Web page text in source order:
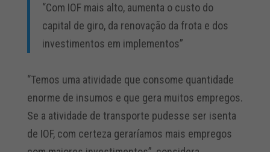
“Com IOF mais alto, aumenta o custo do
capital de giro, da renovação da frota e dos
investimentos em implementos”
“Temos uma atividade que consome quantidade
enorme de insumos e que gera muitos empregos.
Se a atividade de transporte pudesse ser isenta
de IOF, com certeza geraríamos mais empregos